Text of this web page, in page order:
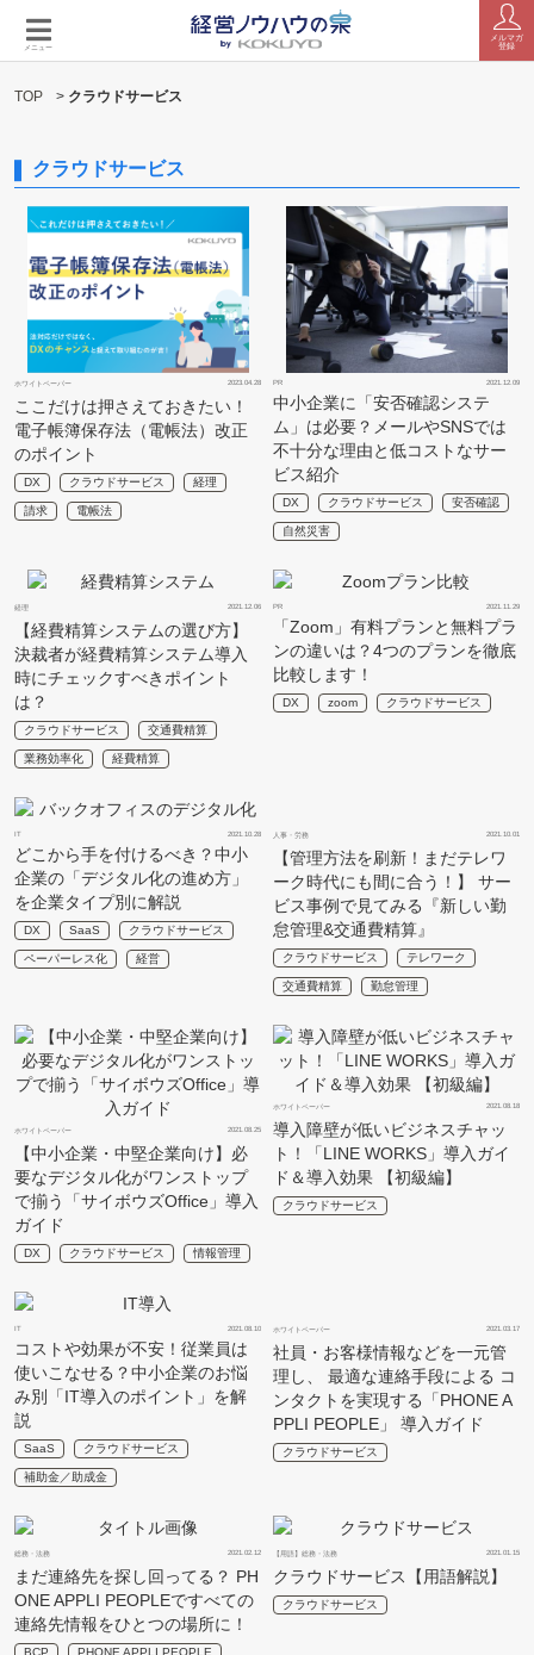
メニュー
メルマガ
登録
TOP > クラウドサービス
クラウドサービス
ホワイトペーパー 2023.04.28
ここだけは押さえておきたい！
電子帳簿保存法（電帳法）改正
のポイント
DX クラウドサービス 経理
請求 電帳法
PR 2021.12.09
中小企業に「安否確認システ
ム」は必要？メールやSNSでは
不十分な理由と低コストなサー
ビス紹介
DX クラウドサービス 安否確認
自然災害
経理 2021.12.06
【経費精算システムの選び方】
決裁者が経費精算システム導入
時にチェックすべきポイント
は？
クラウドサービス 交通費精算
業務効率化 経費精算
PR 2021.11.29
「Zoom」有料プランと無料プラ
ンの違いは？4つのプランを徹底
比較します！
DX zoom クラウドサービス
IT 2021.10.28
どこから手を付けるべき？中小
企業の「デジタル化の進め方」
を企業タイプ別に解説
DX SaaS クラウドサービス
ペーパーレス化 経営
人事・労務 2021.10.01
【管理方法を刷新！まだテレワ
ーク時代にも間に合う！】 サー
ビス事例で見てみる『新しい勤
怠管理&交通費精算』
クラウドサービス テレワーク
交通費精算 勤怠管理
ホワイトペーパー 2021.08.25
【中小企業・中堅企業向け】必
要なデジタル化がワンストップ
で揃う「サイボウズOffice」導入
ガイド
DX クラウドサービス 情報管理
ホワイトペーパー 2021.08.18
導入障壁が低いビジネスチャッ
ト！「LINE WORKS」導入ガイ
ド＆導入効果 【初級編】
クラウドサービス
IT 2021.08.10
コストや効果が不安！従業員は
使いこなせる？中小企業のお悩
み別「IT導入のポイント」を解
説
SaaS クラウドサービス
補助金／助成金
ホワイトペーパー 2021.03.17
社員・お客様情報などを一元管
理し、 最適な連絡手段による コ
ンタクトを実現する「PHONE A
PPLI PEOPLE」 導入ガイド
クラウドサービス
総務・法務 2021.02.12
まだ連絡先を探し回ってる？ PH
ONE APPLI PEOPLEですべての
連絡先情報をひとつの場所に！
BCP PHONE APPLI PEOPLE
【用語】総務・法務 2021.01.15
クラウドサービス【用語解説】
クラウドサービス